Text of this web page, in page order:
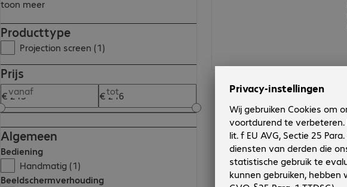
toon meer
Producttype
Projection screen (1)
Prijs
vanaf tot
Algemeen
Bediening
Handmatig (1)
Beeldschermverhouding